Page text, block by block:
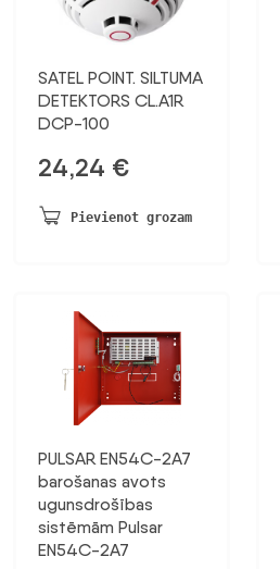
SATEL POINT. SILTUMA
DETEKTORS CL.A1R
DCP-100
24,24 €
Pievienot grozam
PULSAR EN54C-2A7
barošanas avots
ugunsdrošības
sistēmām Pulsar
EN54C-2A7